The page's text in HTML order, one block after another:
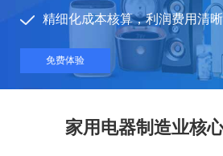
精细化成本核算，利润费用清
免费体验
家用电器制造业核